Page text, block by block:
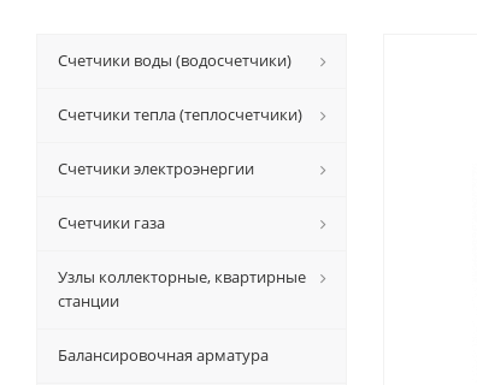
Счетчики воды (водосчетчики)
Счетчики тепла (теплосчетчики)
Счетчики электроэнергии
Счетчики газа
Узлы коллекторные, квартирные
станции
Балансировочная арматура